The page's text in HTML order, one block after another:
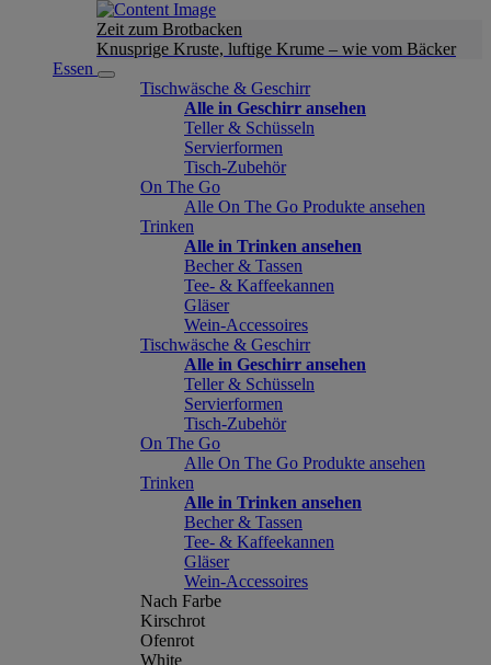
Zeit zum Brotbacken
Knusprige Kruste, luftige Krume – wie vom Bäcker
Essen
Tischwäsche & Geschirr
Alle in Geschirr ansehen
Teller & Schüsseln
Servierformen
Tisch-Zubehör
On The Go
Alle On The Go Produkte ansehen
Trinken
Alle in Trinken ansehen
Becher & Tassen
Tee- & Kaffeekannen
Gläser
Wein-Accessoires
Tischwäsche & Geschirr
Alle in Geschirr ansehen
Teller & Schüsseln
Servierformen
Tisch-Zubehör
On The Go
Alle On The Go Produkte ansehen
Trinken
Alle in Trinken ansehen
Becher & Tassen
Tee- & Kaffeekannen
Gläser
Wein-Accessoires
Nach Farbe
Kirschrot
Ofenrot
White